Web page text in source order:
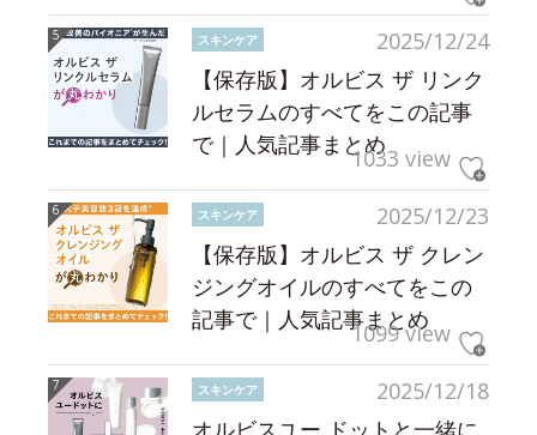
2025/12/24
スキンケア
【保存版】オルビス ザ リンク
ルセラムのすべてをこの記事
で｜人気記事まとめ1033 view
2025/12/23
スキンケア
【保存版】オルビス ザ クレン
ジングオイルのすべてをこの
記事で｜人気記事まとめ
1099 view
2025/12/18
スキンケア